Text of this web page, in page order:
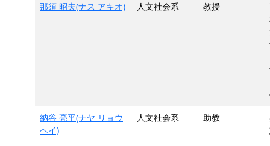
那須 昭夫(ナス アキオ)
人文社会系 教授
納谷 亮平(ナヤ リョウ
ヘイ)
人文社会系 助教